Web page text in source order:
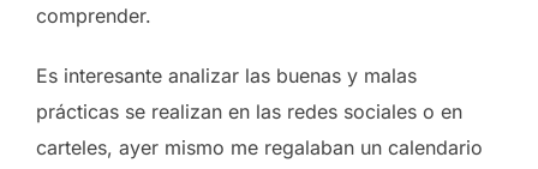
comprender.
Es interesante analizar las buenas y malas
prácticas se realizan en las redes sociales o en
carteles, ayer mismo me regalaban un calendario